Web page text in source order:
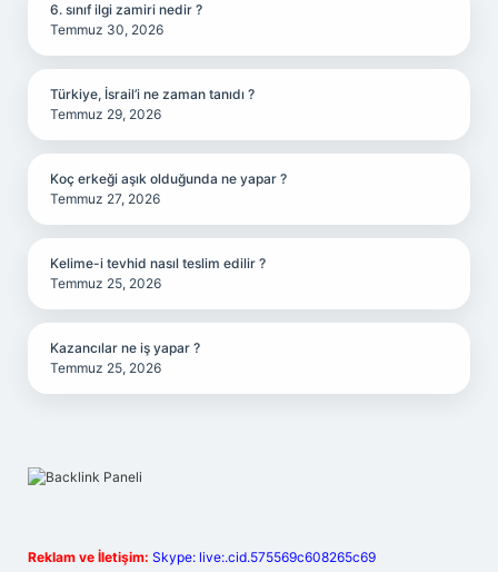
6. sınıf ilgi zamiri nedir ?
Temmuz 30, 2026
Türkiye, İsrail’i ne zaman tanıdı ?
Temmuz 29, 2026
Koç erkeği aşık olduğunda ne yapar ?
Temmuz 27, 2026
Kelime-i tevhid nasıl teslim edilir ?
Temmuz 25, 2026
Kazancılar ne iş yapar ?
Temmuz 25, 2026
Reklam ve İletişim: Skype: live:.cid.575569c608265c69